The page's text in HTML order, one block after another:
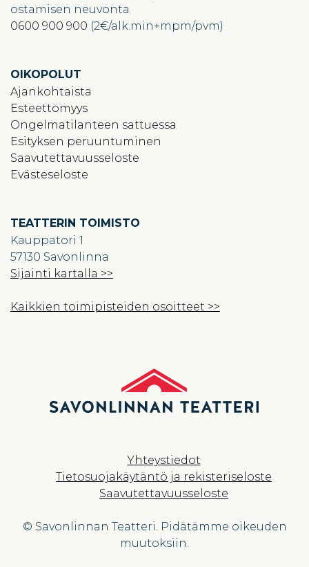
ostamisen neuvonta
0600 900 900 (2€/alk.min+mpm/pvm)
OIKOPOLUT
Ajankohtaista
Esteettömyys
Ongelmatilanteen sattuessa
Esityksen peruuntuminen
Saavutettavuusseloste
Evästeseloste
TEATTERIN TOIMISTO
Kauppatori 1
57130 Savonlinna
Sijainti kartalla >>
Kaikkien toimipisteiden osoitteet >>
Yhteystiedot
Tietosuojakäytäntö ja rekisteriseloste
Saavutettavuusseloste
© Savonlinnan Teatteri. Pidätämme oikeuden
muutoksiin.